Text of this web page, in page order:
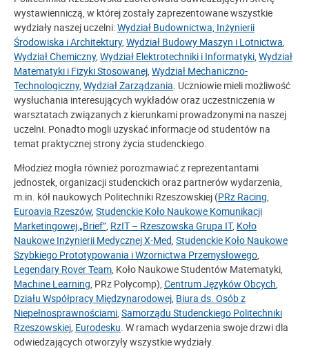
wystawienniczą, w której zostały zaprezentowane wszystkie
wydziały naszej uczelni:Wydział Budownictwa, Inżynierii
Środowiska i Architektury, Wydział Budowy Maszyn i Lotnictwa
Wydział Chemiczny, Wydział Elektrotechniki i Informatyki Wydział
Matematyki i Fizyki Stosowanej Wydział Mechaniczno-
Technologiczny, Wydział Zarządzania . Uczniowie mieli możliwość
wysłuchania interesujących wykładów oraz uczestniczenia w
warsztatach związanych z kierunkami prowadzonymi na naszej
uczelni. Ponadto mogli uzyskać informacje od studentów na
temat praktycznej strony życia studenckiego.
Młodzież mogła również porozmawiać z reprezentantami
jednostek, organizacji studenckich oraz partnerów wydarzenia,
m.in. kół naukowych Politechniki Rzeszowskiej (PRz Racing
Euroavia Rzeszów Studenckie Koło Naukowe Komunikacji
Marketingowej „Brief” RzIT – Rzeszowska Grupa IT, Koło
Naukowe Inżynierii Medycznej X-Med Studenckie Koło Naukowe
Szybkiego Prototypowania i Wzornictwa Przemysłowego
Legendary Rover Team , Koło Naukowe Studentów Matematyki,
Machine Learning , PRz Polycomp), Centrum Języków Obcych
Działu Współpracy Międzynarodowej Biura ds. Osób z
Niepełnosprawnościami Samorządu Studenckiego Politechniki
Rzeszowskiej Eurodesku . W ramach wydarzenia swoje drzwi dla
odwiedzających otworzyły wszystkie wydziały.